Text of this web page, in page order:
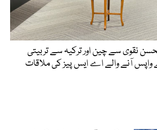
نقوی سے چین اور ترکیہ سے تربیتی
آنے والے اے ایس پیز کی ملاقات